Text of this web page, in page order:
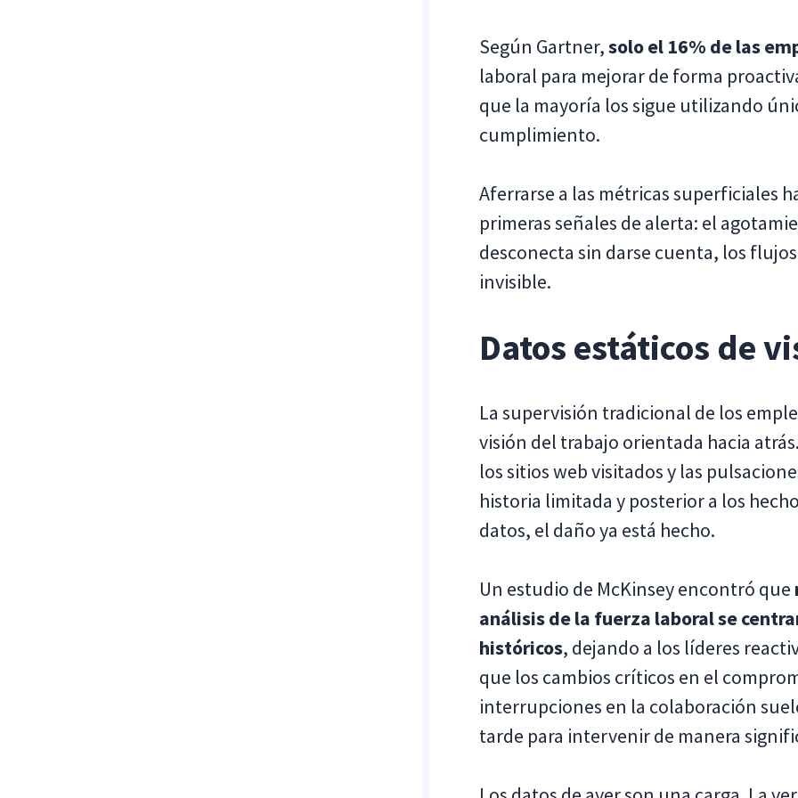
Según Gartner,solo el 16% de las
laboral para mejorar de forma
que la mayoría los sigue utilizando
cumplimiento.
Aferrarse a las métricas superficiales
primeras señales de alerta: el
desconecta sin darse cuenta, los
invisible.
Datos estáticos de
La supervisión tradicional de los
visión del trabajo orientada hacia
los sitios web visitados y las
historia limitada y posterior a los
datos, el daño ya está hecho.
Un estudio de McKinsey encontró que
análisis de la fuerza laboral se
históricos, dejando a los líderes
que los cambios críticos en el
interrupciones en la colaboración
tarde para intervenir de manera